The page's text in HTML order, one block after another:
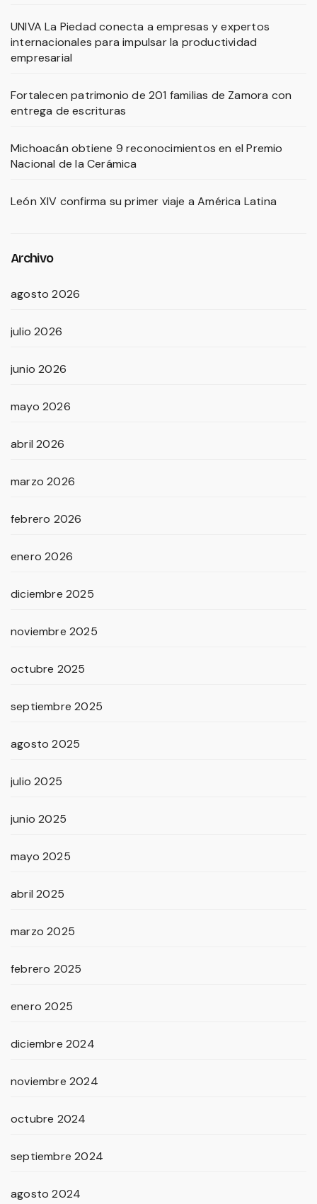
UNIVA La Piedad conecta a empresas y expertos
internacionales para impulsar la productividad
empresarial
Fortalecen patrimonio de 201 familias de Zamora con
entrega de escrituras
Michoacán obtiene 9 reconocimientos en el Premio
Nacional de la Cerámica
León XIV confirma su primer viaje a América Latina
Archivo
agosto 2026
julio 2026
junio 2026
mayo 2026
abril 2026
marzo 2026
febrero 2026
enero 2026
diciembre 2025
noviembre 2025
octubre 2025
septiembre 2025
agosto 2025
julio 2025
junio 2025
mayo 2025
abril 2025
marzo 2025
febrero 2025
enero 2025
diciembre 2024
noviembre 2024
octubre 2024
septiembre 2024
agosto 2024